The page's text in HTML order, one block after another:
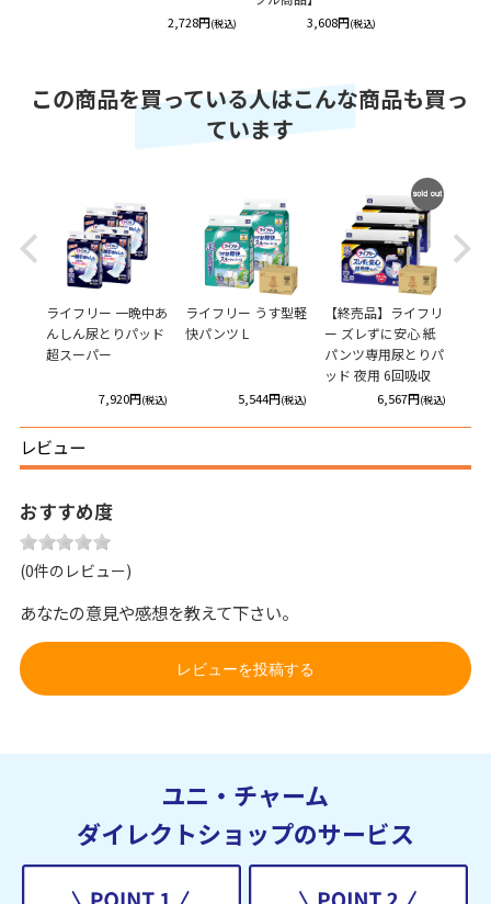
2,728円(税込) 3,608円(税込)
この商品を買っている人はこんな商品も買っ
ています
Previous
ライフリー 一晩中あ
んしん尿とりパッド
超スーパー
7,920円(税込)
ライフリー うす型軽
快パンツ L
5,544円(税込)
OUT
【終売品】ライフリ
ー ズレずに安心 紙
パンツ専用尿とりパ
ッド 夜用 6回吸収
6,567円(税込)
Next
レビュー
おすすめ度
(0件のレビュー)
あなたの意見や感想を教えて下さい。
レビューを投稿する
ユニ・チャーム
ダイレクトショップのサービス